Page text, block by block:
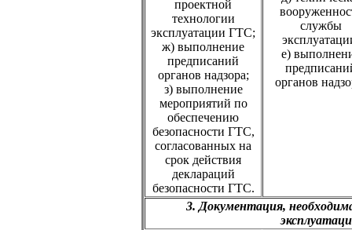
проектной
технологии
эксплуатации ГТС;
ж) выполнение
предписаний
органов надзора;
з) выполнение
мероприятий по
обеспечению
безопасности ГТС,
согласованных на
срок действия
деклараций
безопасности ГТС.
службы
е)
органов
3. Документация,